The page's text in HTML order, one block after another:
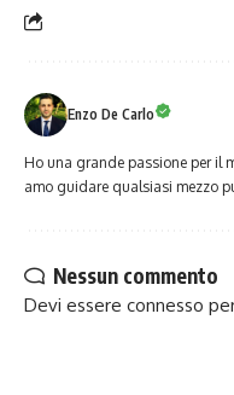
Enzo De Carlo
Ho una grande passione per il
amo guidare qualsiasi mezzo
Nessun commento
Devi essere connesso